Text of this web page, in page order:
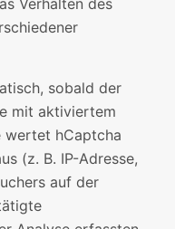
Verhalten des
sobald der
mit aktiviertem
wertet hCaptcha
(z. B. IP-Adresse,
auf der